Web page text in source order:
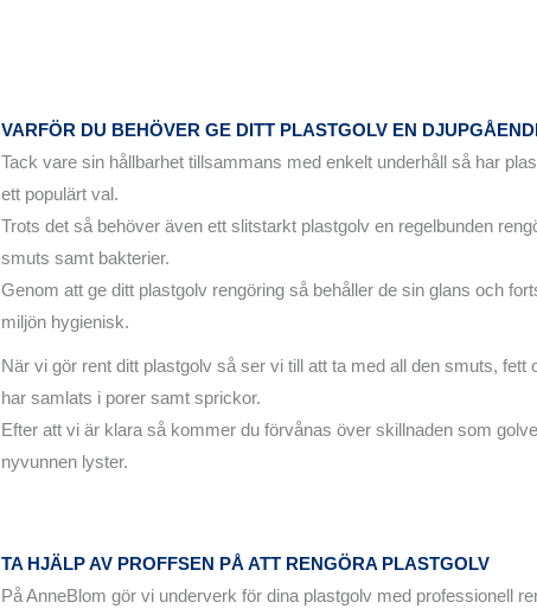
VARFÖR DU BEHÖVER GE DITT PLASTGOLV EN
Tack vare sin hållbarhet tillsammans med enkelt underhåll så har
ett populärt val.
Trots det så behöver även ett slitstarkt plastgolv en regelbunden
smuts samt bakterier.
Genom att ge ditt plastgolv rengöring så behåller de sin glans och
miljön hygienisk.
När vi gör rent ditt plastgolv så ser vi till att ta med all den smuts, fett
har samlats i porer samt sprickor.
Efter att vi är klara så kommer du förvånas över skillnaden som
nyvunnen lyster.
TA HJÄLP AV PROFFSEN PÅ ATT RENGÖRA PLASTGOLV
På AnneBlom gör vi underverk för dina plastgolv med professionell